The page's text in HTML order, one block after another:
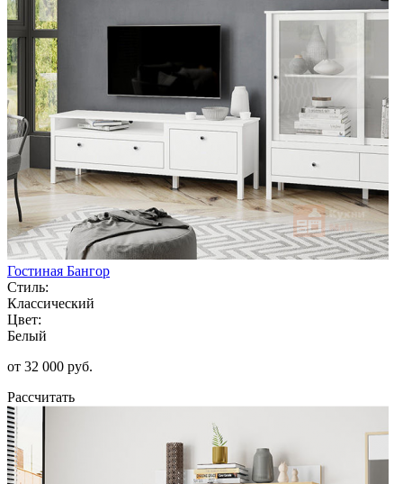
Гостиная Бангор
Стиль:
Классический
Цвет:
Белый
от 32 000 руб.
Рассчитать